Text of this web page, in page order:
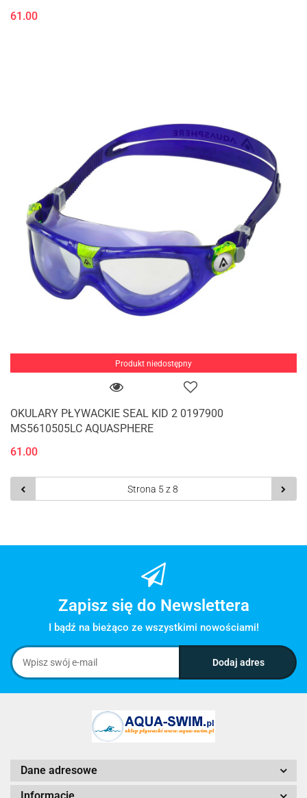
61.00
Produkt niedostępny
OKULARY PŁYWACKIE SEAL KID 2 0197900
MS5610505LC AQUASPHERE
61.00
Zapisz się do Newslettera
I bądź na bieżąco ze wszystkimi nowościami!
Dane adresowe